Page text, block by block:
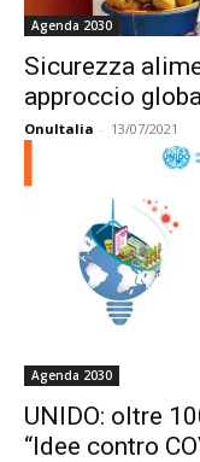
Agenda 2030
Sicurezza
approccio
OnuItalia - 13/07/2021
Agenda 2030
UNIDO: oltre
“Idee contro